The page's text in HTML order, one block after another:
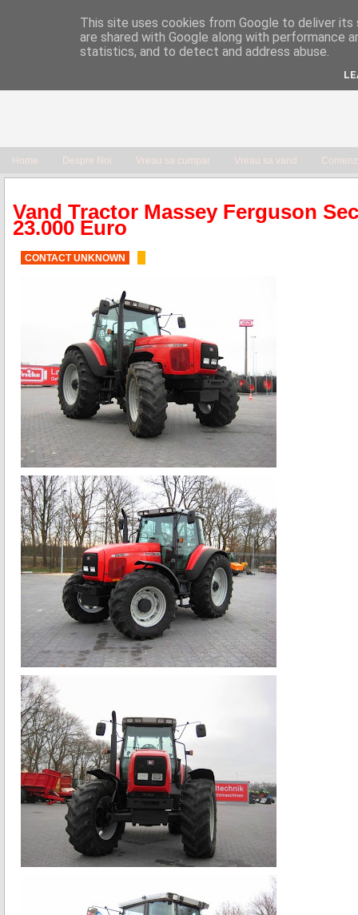
Home Despre Noi Vreau sa cumpar Vreau sa vand
Vand Tractor Massey Ferguson
23.000 Euro
CONTACT UNKNOWN
This site uses cookies from Google to deliver
are shared with Google along with performance
statistics, and to detect and address abuse.